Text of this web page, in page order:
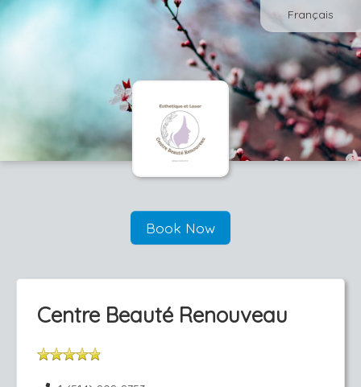
Français
Book Now
Centre Beauté Renouveau